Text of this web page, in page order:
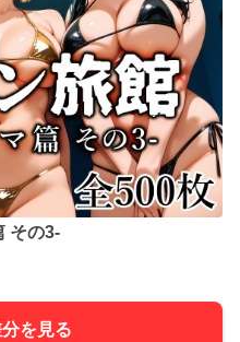
その3-
を見る